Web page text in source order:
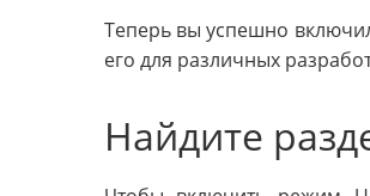
Теперь вы успешно
его для различных
Найдите